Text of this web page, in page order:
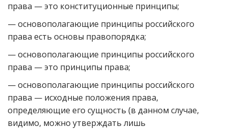
права — это конституционные принципы;
— основополагающие принципы российского
права есть основы правопорядка;
— основополагающие принципы российского
права — это принципы права;
— основополагающие принципы российского
права — исходные положения права,
определяющие его сущность (в данном случае,
видимо, можно утверждать лишь